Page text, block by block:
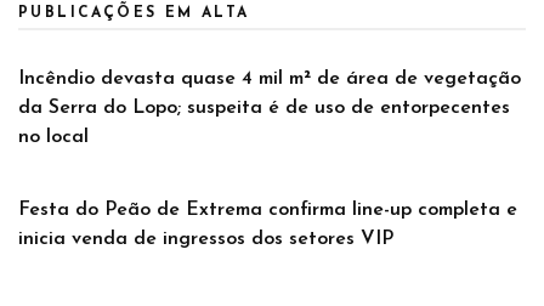
PUBLICAÇÕES EM ALTA
Incêndio devasta quase 4 mil m² de área de vegetação
da Serra do Lopo; suspeita é de uso de entorpecentes
no local
Festa do Peão de Extrema confirma line-up completa e
inicia venda de ingressos dos setores VIP